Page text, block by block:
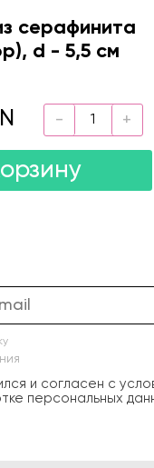
серафинита
d - 5,5 см
и согласен с
персональных